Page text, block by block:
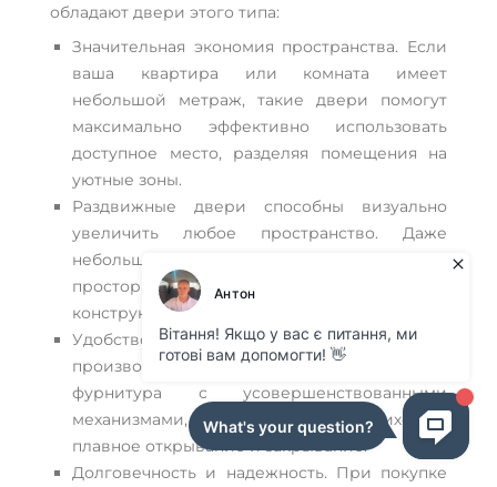
обладают двери этого типа:
Значительная экономия пространства. Если
ваша квартира или комната имеет
небольшой метраж, такие двери помогут
максимально эффективно использовать
доступное место, разделяя помещения на
уютные зоны.
Раздвижные двери способны визуально
увеличить любое пространство. Даже
небольшие комнаты будут выглядеть более
просторными и светлыми с такими
конструкциями.
Удобство в использовании. Для их
производства применяется современная
фурнитура с усовершенствованными
механизмами, что обеспечивает тихое и
плавное открывание и закрывание.
Долговечность и надежность. При покупке